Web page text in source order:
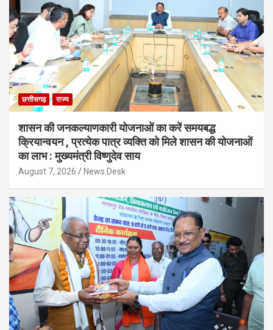
छत्तीसगढ़ राज्य
शासन की जनकल्याणकारी योजनाओं का करें समयबद्ध
क्रियान्वयन , प्रत्येक पात्र व्यक्ति को मिले शासन की योजनाओं
का लाभ : मुख्यमंत्री विष्णुदेव साय
August 7, 2026 News Desk